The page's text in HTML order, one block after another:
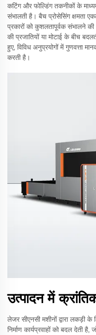
कटिंग और फोल्डिंग तकनीकों के
संभालती है। बैच प्रोसेसिंग क्षमता
प्रकारों को कुशलतापूर्वक संभालने
की प्रजातियों या मोटाई के बीच
हुए, विविध अनुप्रयोगों में गुणवत्ता
करती है।
उत्पादन में
लेजर सीएनसी मशीनों द्वारा लकड़ी
निर्माण कार्यप्रवाहों को बदल देती